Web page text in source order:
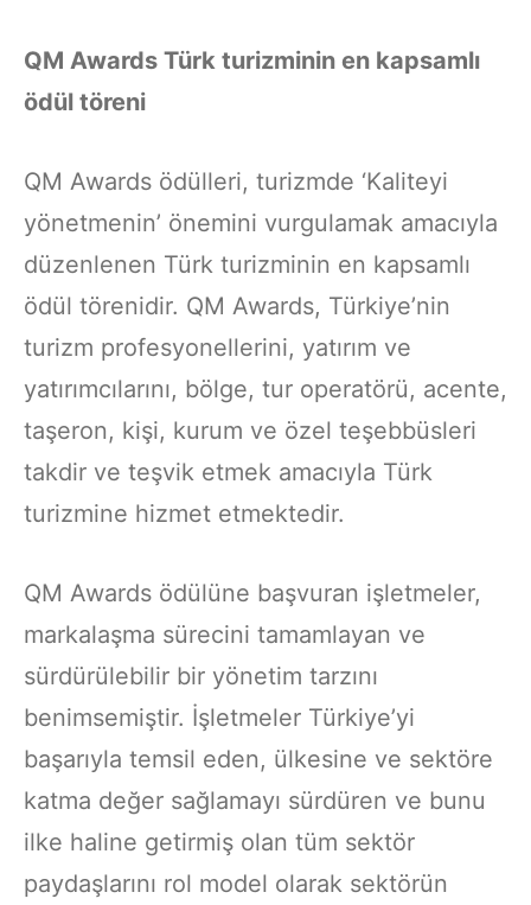
QM Awards Türk turizminin en kapsamlı
ödül töreni
QM Awards ödülleri, turizmde ‘Kaliteyi
yönetmenin’ önemini vurgulamak amacıyla
düzenlenen Türk turizminin en kapsamlı
ödül törenidir. QM Awards, Türkiye’nin
turizm profesyonellerini, yatırım ve
yatırımcılarını, bölge, tur operatörü, acente,
taşeron, kişi, kurum ve özel teşebbüsleri
takdir ve teşvik etmek amacıyla Türk
turizmine hizmet etmektedir.
QM Awards ödülüne başvuran işletmeler,
markalaşma sürecini tamamlayan ve
sürdürülebilir bir yönetim tarzını
benimsemiştir. İşletmeler Türkiye’yi
başarıyla temsil eden, ülkesine ve sektöre
katma değer sağlamayı sürdüren ve bunu
ilke haline getirmiş olan tüm sektör
paydaşlarını rol model olarak sektörün